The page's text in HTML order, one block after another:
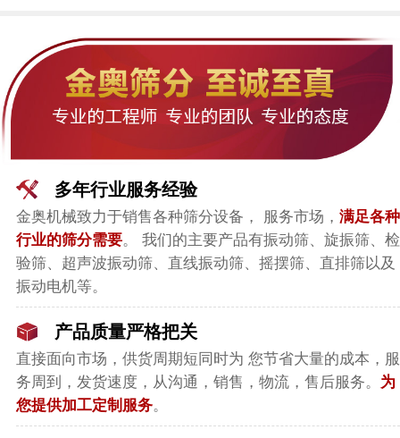
多年行业服务经验
金奥机械致力于销售各种筛分设备， 服务市场， 满足各种
行业的筛分需要。 我们的主要产品有振动筛、旋振筛、检
验筛、超声波振动筛、直线振动筛、摇摆筛、直排筛以及
振动电机等。
产品质量严格把关
直接面向市场， 供货周期短同时为 您节省大量的成本，服
务周到，发货速度，从沟通，销售，物流，售后服务。 为
您提供加工定制服务。